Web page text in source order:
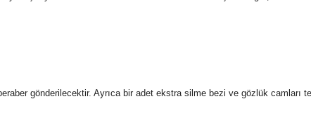
gönderilecektir. Ayrıca bir adet ekstra silme bezi ve gözlük